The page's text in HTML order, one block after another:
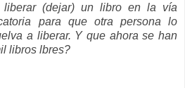
(dejar) un libro en la vía
para que otra persona lo
a liberar. Y que ahora se han
libros lbres?